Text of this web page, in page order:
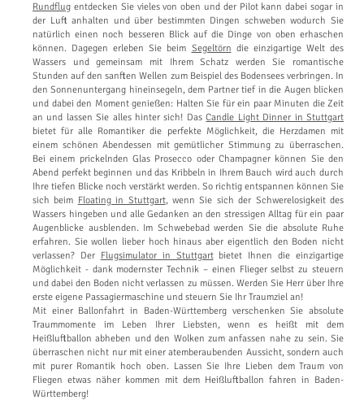
Rundflug entdecken Sie vieles von oben und der Pilot kann dabei sogar in
der Luft anhalten und über bestimmten Dingen schweben wodurch Sie
natürlich einen noch besseren Blick auf die Dinge von oben erhaschen
können. Dagegen erleben Sie beim Segeltörn die einzigartige Welt des
Wassers und gemeinsam mit Ihrem Schatz werden Sie romantische
Stunden auf den sanften Wellen zum Beispiel des Bodensees verbringen. In
den Sonnenuntergang hineinsegeln, dem Partner tief in die Augen blicken
und dabei den Moment genießen: Halten Sie für ein paar Minuten die Zeit
an und lassen Sie alles hinter sich! DasCandle Light Dinner in Stuttgart
bietet für alle Romantiker die perfekte Möglichkeit, die Herzdamen mit
einem schönen Abendessen mit gemütlicher Stimmung zu überraschen.
Bei einem prickelnden Glas Prosecco oder Champagner können Sie den
Abend perfekt beginnen und das Kribbeln in Ihrem Bauch wird auch durch
Ihre tiefen Blicke noch verstärkt werden. So richtig entspannen können Sie
sich beim Floating in Stuttgart, wenn Sie sich der Schwerelosigkeit des
Wassers hingeben und alle Gedanken an den stressigen Alltag für ein paar
Augenblicke ausblenden. Im Schwebebad werden Sie die absolute Ruhe
erfahren. Sie wollen lieber hoch hinaus aber eigentlich den Boden nicht
verlassen? Der Flugsimulator in Stuttgartbietet Ihnen die einzigartige
Möglichkeit - dank modernster Technik – einen Flieger selbst zu steuern
und dabei den Boden nicht verlassen zu müssen. Werden Sie Herr über Ihre
erste eigene Passagiermaschine und steuern Sie Ihr Traumziel an!
Mit einer Ballonfahrt in Baden-Württemberg verschenken Sie absolute
Traummomente im Leben Ihrer Liebsten, wenn es heißt mit dem
Heißluftballon abheben und den Wolken zum anfassen nahe zu sein. Sie
überraschen nicht nur mit einer atemberaubenden Aussicht, sondern auch
mit purer Romantik hoch oben. Lassen Sie Ihre Lieben dem Traum von
Fliegen etwas näher kommen mit dem Heißluftballon fahren in Baden-
Württemberg!